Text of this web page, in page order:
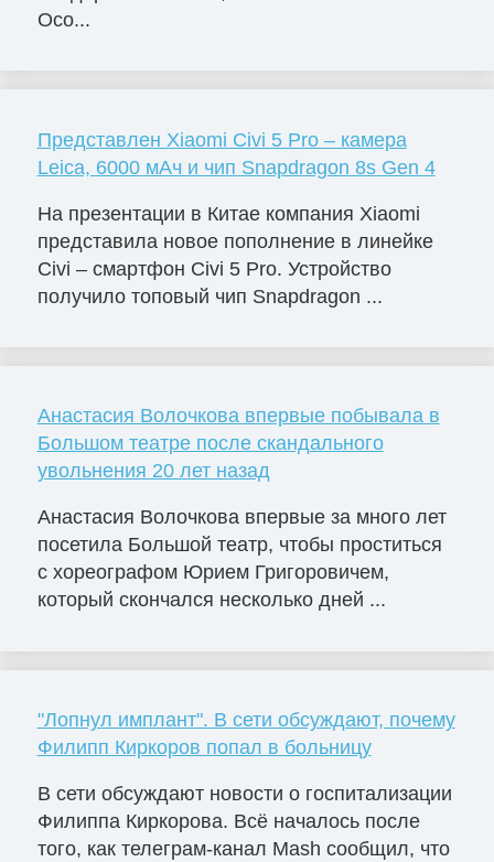
Осо...
Представлен Xiaomi Civi 5 Pro – камера
Leica, 6000 мАч и чип Snapdragon 8s Gen 4
На презентации в Китае компания Xiaomi
представила новое пополнение в линейке
Civi – смартфон Civi 5 Pro. Устройство
получило топовый чип Snapdragon ...
Анастасия Волочкова впервые побывала в
Большом театре после скандального
увольнения 20 лет назад
Анастасия Волочкова впервые за много лет
посетила Большой театр, чтобы проститься
с хореографом Юрием Григоровичем,
который скончался несколько дней ...
"Лопнул имплант". В сети обсуждают, почему
Филипп Киркоров попал в больницу
В сети обсуждают новости о госпитализации
Филиппа Киркорова. Всё началось после
того, как телеграм-канал Mash сообщил, что